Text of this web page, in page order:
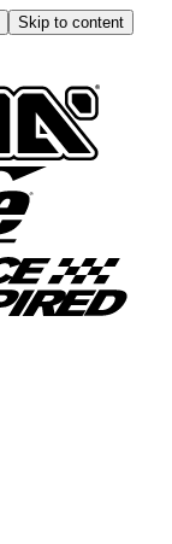
Skip to content